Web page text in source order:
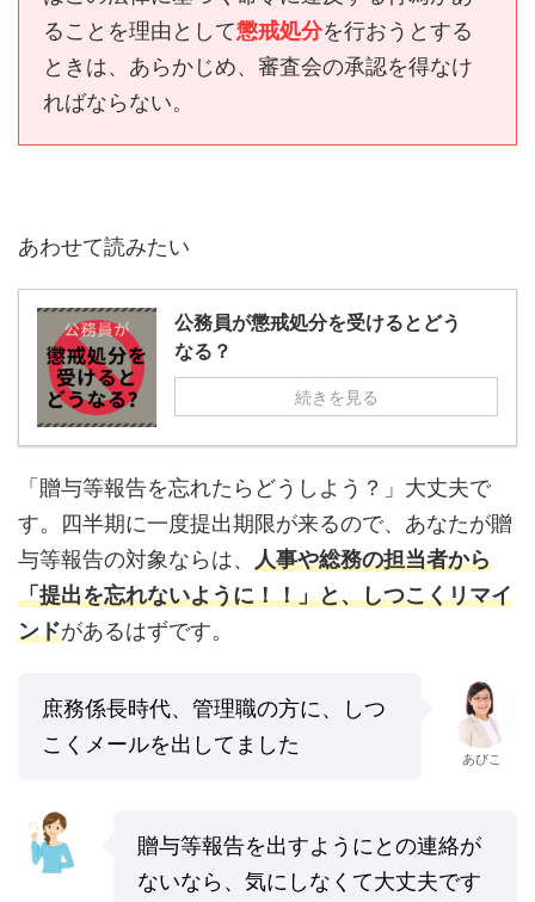
ることを理由として懲戒処分を行おうとする
ときは、あらかじめ、審査会の承認を得なけ
ればならない。
あわせて読みたい
公務員が懲戒処分を受けるとどう
なる？
続きを見る
「贈与等報告を忘れたらどうしよう？」大丈夫で
す。四半期に一度提出期限が来るので、あなたが贈
与等報告の対象ならは、 人事や総務の担当者から
「提出を忘れないように！！」と、しつこくリマイ
ンドがあるはずです。
庶務係長時代、管理職の方に、しつ
こくメールを出してました
あびこ
贈与等報告を出すようにとの連絡が
ないなら、気にしなくて大丈夫です